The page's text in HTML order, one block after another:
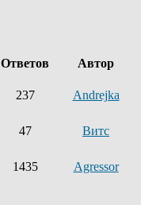
Ответов Автор
237 Andrejka
47 Витс
1435 Agressor